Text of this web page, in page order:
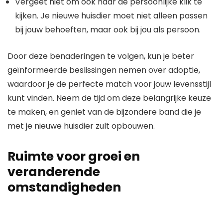
kijken. Je nieuwe huisdier moet niet alleen passen
bij jouw behoeften, maar ook bij jou als persoon.
Door deze benaderingen te volgen, kun je beter
geïnformeerde beslissingen nemen over adoptie,
waardoor je de perfecte match voor jouw levensstijl
kunt vinden. Neem de tijd om deze belangrijke keuze
te maken, en geniet van de bijzondere band die je
met je nieuwe huisdier zult opbouwen.
Ruimte voor groei en
veranderende
omstandigheden